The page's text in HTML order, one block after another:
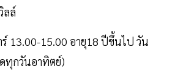
ลล์
13.00-15.00 อายุ18 ปีขึ้นไป วัน
ทุกวันอาทิตย์)